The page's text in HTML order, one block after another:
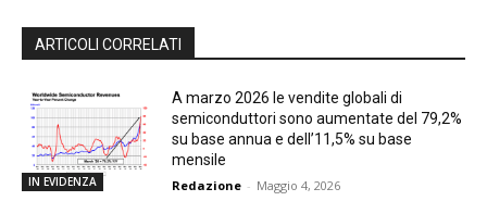
ARTICOLI CORRELATI
IN EVIDENZA
A marzo 2026 le vendite globali di
semiconduttori sono aumentate del 79,2%
su base annua e dell’11,5% su base
mensile
Redazione - Maggio 4, 2026